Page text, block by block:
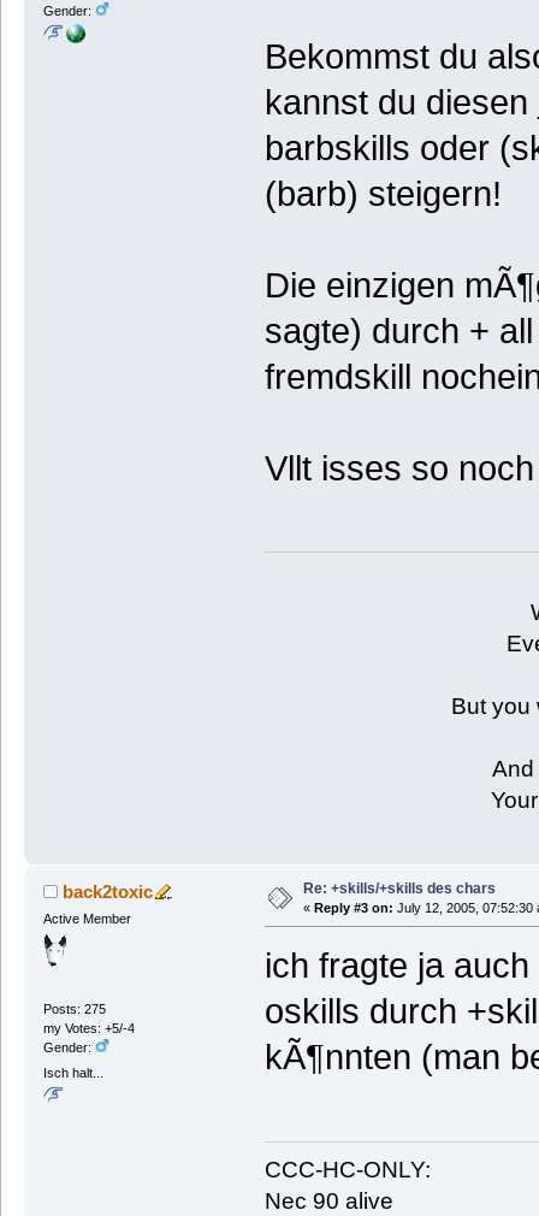
Gender:
Bekommst du
kannst du diesen
barbskills oder
(barb) steigern!
Die einzigen
sagte) durch +
fremdskill
Vllt isses so
But you
And
back2toxic
Active Member
Posts: 275
my Votes: +5/-4
Gender:
Isch halt...
Re: +skills/+skills des chars
« Reply #3 on: July 12, 2005, 07:52:30
ich fragte ja
oskills durch
kÃ¶nnten (man
CCC-HC-ONLY:
Nec 90 alive